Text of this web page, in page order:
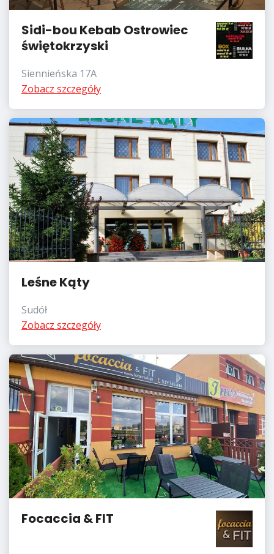
Sidi-bou Kebab Ostrowiec
świętokrzyski
Siennieńska 17A
Zobacz szczegóły
Leśne Kąty
Sudół
Zobacz szczegóły
Focaccia & FIT